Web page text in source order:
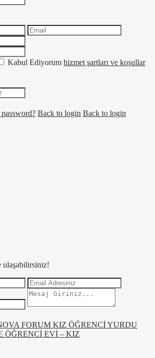
Kabul Ediyorum hizmet şartları ve koşullar
Back to login Back to login
ulaşabilirsiniz!
FORUM KIZ ÖĞRENCİ YURDU
ÖĞRENCİ EVİ – KIZ